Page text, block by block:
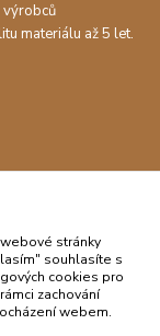
výrobců
materiálu až 5 let.
stránky
souhlasíte s
cookies pro
zachování
webem.